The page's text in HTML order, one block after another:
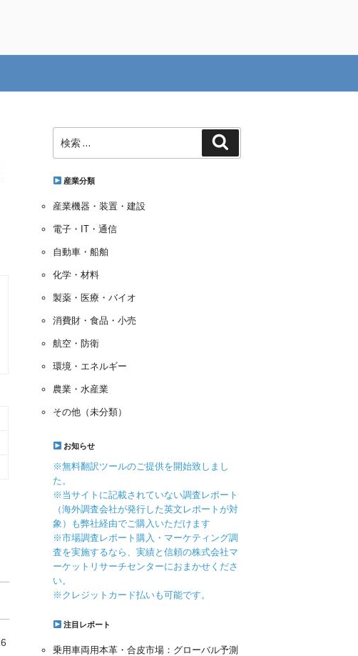
索:
産業分類
産業機器・装置・建設
電子・IT・通信
自動車・船舶
化学・材料
製薬・医療・バイオ
消費財・食品・小売
航空・防衛
環境・エネルギー
農業・水産業
その他（未分類）
お知らせ
※無料翻訳ツールのご提供を開始致しまし
た。
※当サイトに記載されていない調査レポート
（海外調査会社が発行した英文レポートが対
象）も弊社経由でご購入いただけます
※市場調査レポート購入・マーケティング調
査を実施するなら、実績と信頼の株式会社マ
ーケットリサーチセンターにおまかせくださ
い。
※クレジットカード払いも可能です。
注目レポート
乗用車両用本革・合皮市場：グローバル予測